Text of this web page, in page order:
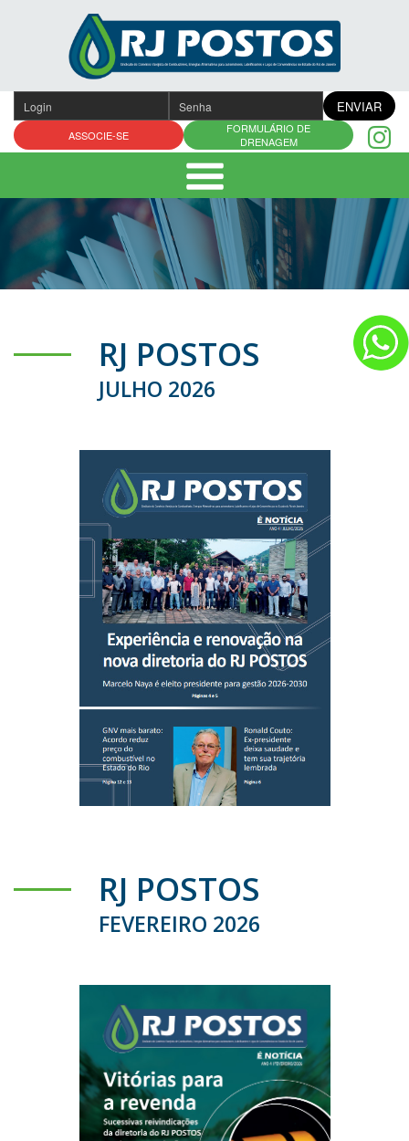
conteúdo
ENVIAR
ASSOCIE-SE
FORMULÁRIO DE
DRENAGEM
RJ POSTOS
JULHO 2026
RJ POSTOS
FEVEREIRO 2026